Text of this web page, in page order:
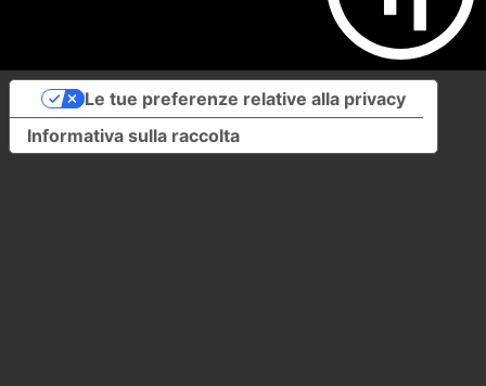
Informativa sulla raccolta
Le tue preferenze relative alla privacy